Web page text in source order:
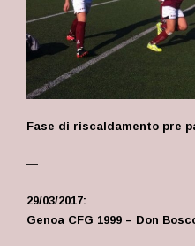
Fase di riscaldamento pre
—
29/03/2017:
Genoa CFG 1999 – Don